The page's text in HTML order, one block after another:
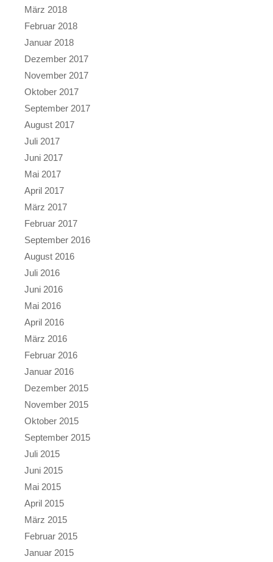
März 2018
Februar 2018
Januar 2018
Dezember 2017
November 2017
Oktober 2017
September 2017
August 2017
Juli 2017
Juni 2017
Mai 2017
April 2017
März 2017
Februar 2017
September 2016
August 2016
Juli 2016
Juni 2016
Mai 2016
April 2016
März 2016
Februar 2016
Januar 2016
Dezember 2015
November 2015
Oktober 2015
September 2015
Juli 2015
Juni 2015
Mai 2015
April 2015
März 2015
Februar 2015
Januar 2015